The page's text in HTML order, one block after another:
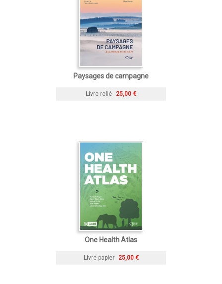
Paysages de campagne
Livre relié 25,00 €
One Health Atlas
Livre papier 25,00 €